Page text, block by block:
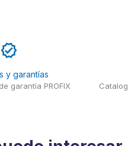
y garantías
garantía PROFIX